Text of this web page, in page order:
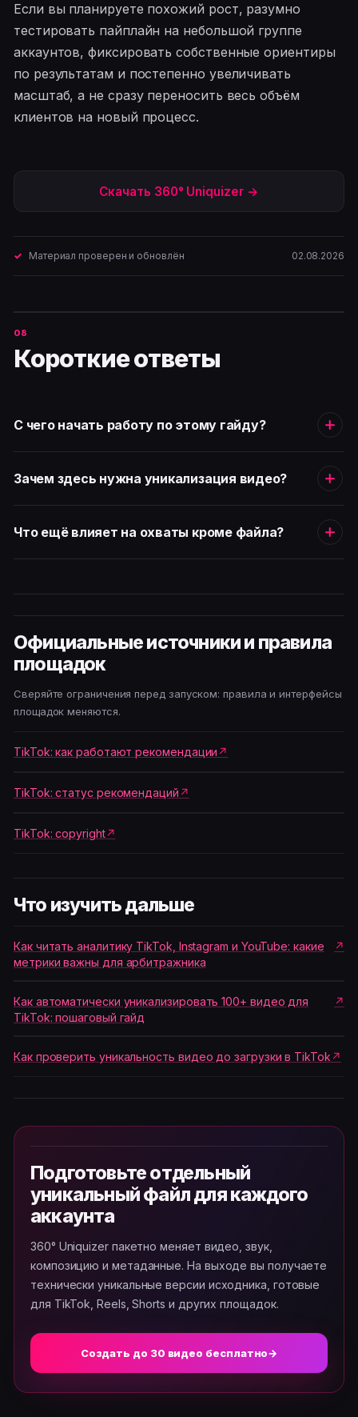
Если вы планируете похожий рост, разумно
тестировать пайплайн на небольшой группе
аккаунтов, фиксировать собственные ориентиры
по результатам и постепенно увеличивать
масштаб, а не сразу переносить весь объём
клиентов на новый процесс.
Скачать 360° Uniquizer →
Материал проверен и обновлён 02.08.2026
Короткие ответы
С чего начать работу по этому гайду?
Зачем здесь нужна уникализация видео?
Что ещё влияет на охваты кроме файла?
Официальные источники и правила
площадок
Сверяйте ограничения перед запуском: правила и интерфейсы
площадок меняются.
TikTok: как работают рекомендации
TikTok: статус рекомендаций
TikTok: copyright
Что изучить дальше
Как читать аналитику TikTok, Instagram и YouTube: какие
метрики важны для арбитражника
Как автоматически уникализировать 100+ видео для
TikTok: пошаговый гайд
Как проверить уникальность видео до загрузки в TikTok
Подготовьте отдельный
уникальный файл для каждого
аккаунта
360° Uniquizer пакетно меняет видео, звук,
композицию и метаданные. На выходе вы получаете
технически уникальные версии исходника, готовые
для TikTok, Reels, Shorts и других площадок.
Создать до 30 видео бесплатно→